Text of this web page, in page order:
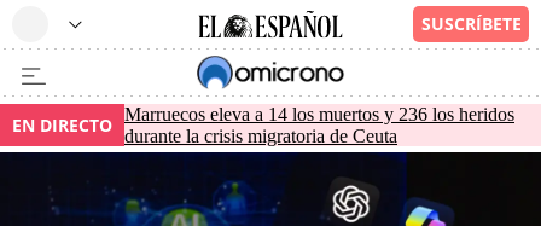
EN DIRECTO Marruecos eleva a 14 los muertos y 236 los heridos
durante la crisis migratoria de Ceuta